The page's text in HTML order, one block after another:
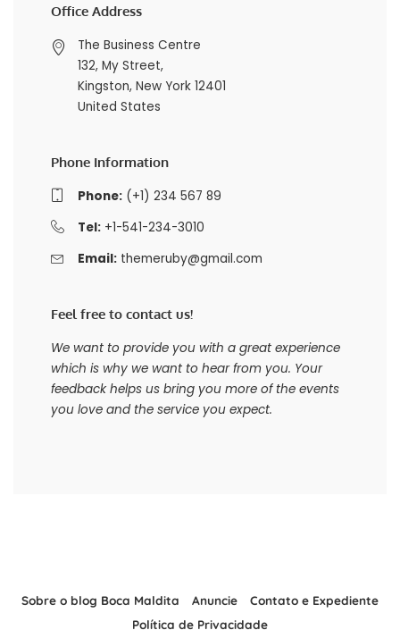
Office Address
The Business Centre
132, My Street,
Kingston, New York 12401
United States
Phone Information
Phone:(+1) 234 567 89
Tel:+1-541-234-3010
Email: themeruby@gmail.com
Feel free to contact us!
We want to provide you with a great experience
which is why we want to hear from you. Your
feedback helps us bring you more of the events
you love and the service you expect.
Sobre o blog Boca Maldita Anuncie
Contato e Expediente
Política de Privacidade